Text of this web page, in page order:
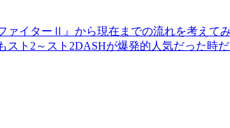
イターⅡ』から現在までの流れを考えてみ
ト2～スト2DASHが爆発的人気だった時だ